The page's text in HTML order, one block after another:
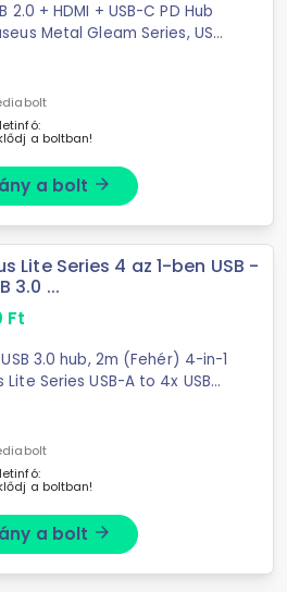
Metal Gleam Series, USB-
a boltban!
a bolt arrow_forward
Lite Series 4 az 1-ben USB -
3.0 ...
Ft
Lite Series USB-A to 4x USB
a boltban!
a bolt arrow_forward